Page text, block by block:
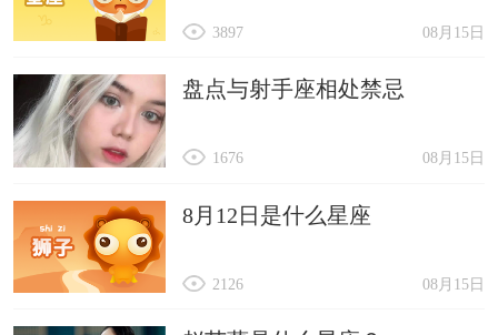
08月15日
3897
盘点与射手座相处禁忌
08月15日
1676
8月12日是什么星座
08月15日
2126